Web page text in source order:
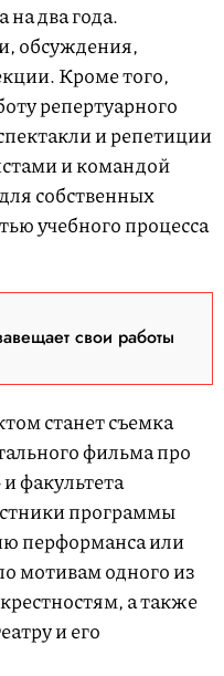
на два года.
обсуждения,
Кроме того,
репертуарного
и репетиции
и командой
собственных
учебного процесса
свои работы
станет съемка
фильма про
факультета
программы
перформанса или
мотивам одного из
а также
и его